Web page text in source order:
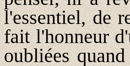
l'essentiel, de
fait l'honneur
oubliées